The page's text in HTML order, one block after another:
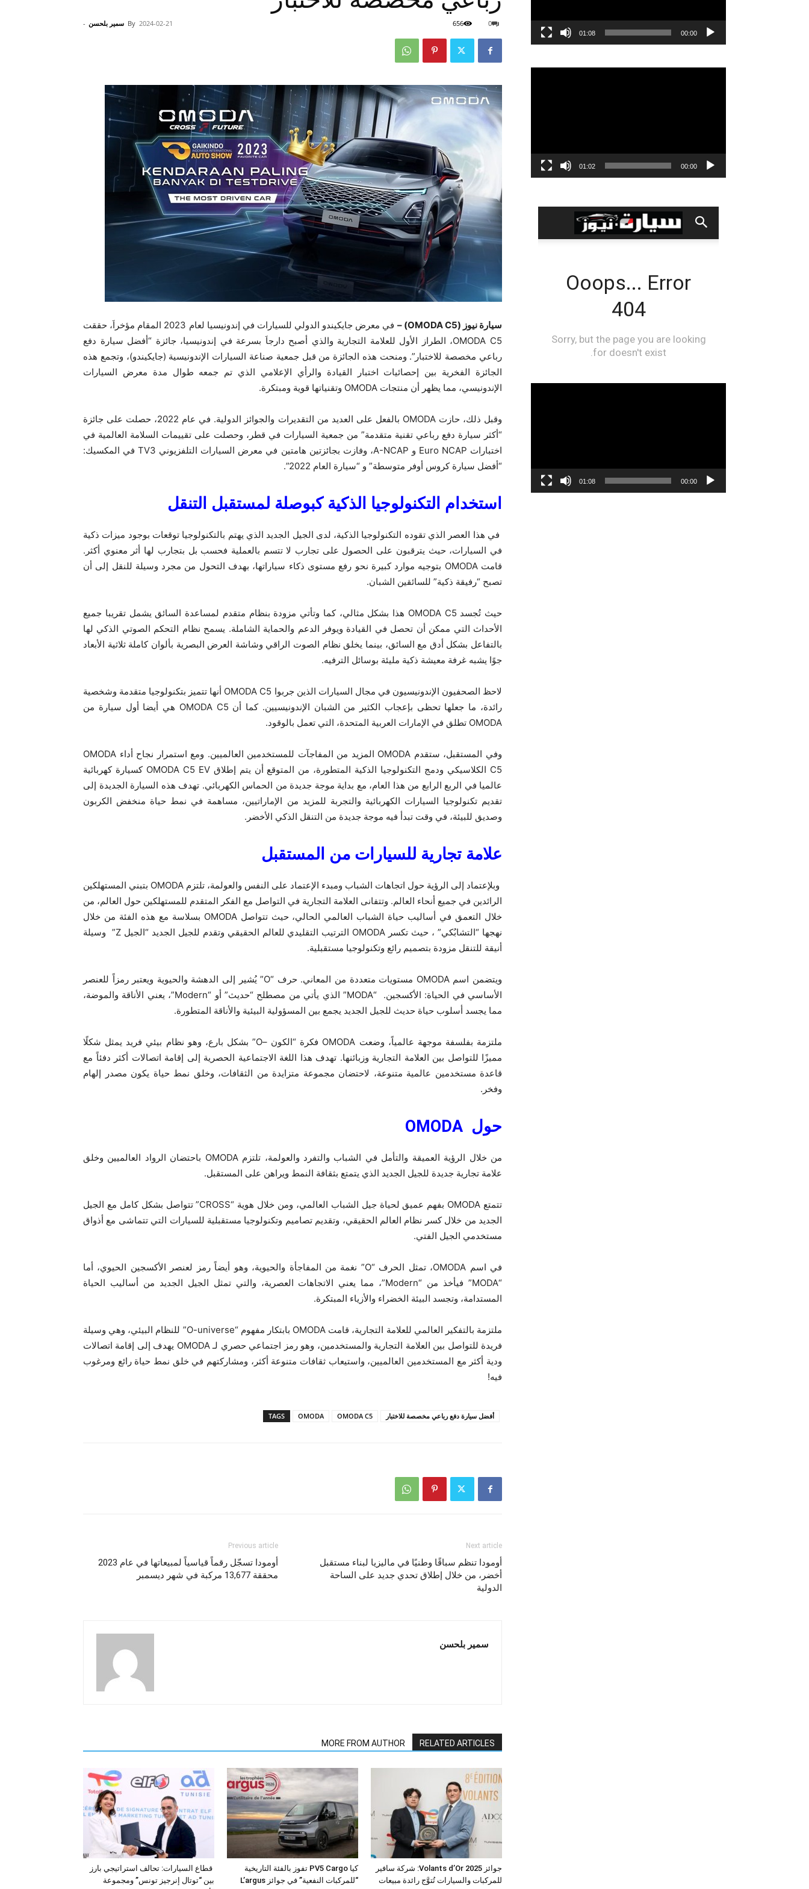
By سمير بلحسن - 2024-02-21 0
656
سيارة نيوز (OMODA C5) –
في معرض جايكيندو الدولي للسيارات في إندونيسيا لعام 2023 المقام مؤخراَ، حققت
OMODA C5، الطراز الأول للعلامة التجارية والذي أصبح دارجاَ بسرعة في إندونيسيا، جائزة “أفضل سيارة دفع
رباعي مخصصة للاختبار”. ومنحت هذه الجائزة من قبل جمعية صناعة السيارات الإندونيسية (جايكيندو)، وتجمع هذه
الجائزة الفخرية بين إحصائيات اختبار القيادة والرأي الإعلامي الذي تم جمعه طوال مدة معرض السيارات
الإندونيسي، مما يظهر أن منتجات OMODA وتقنياتها قوية ومبتكرة.
وقبل ذلك، حازت OMODA بالفعل على العديد من التقديرات والجوائز الدولية. في عام 2022، حصلت على جائزة
“أكثر سيارة دفع رباعي تقنية متقدمة” من جمعية السيارات في قطر، وحصلت على تقييمات السلامة العالمية في
اختبارات Euro NCAP و A-NCAP، وفازت بجائزتين هامتين في معرض السيارات التلفزيوني TV3 في المكسيك:
“أفضل سيارة كروس أوفر متوسطة” و “سيارة العام 2022”.
استخدام التكنولوجيا الذكية كبوصلة لمستقبل التنقل
في هذا العصر الذي تقوده التكنولوجيا الذكية، لدى الجيل الجديد الذي يهتم بالتكنولوجيا توقعات بوجود ميزات ذكية
في السيارات، حيث يترقبون على الحصول على تجارب لا تتسم بالعملية فحسب بل بتجارب لها أثر معنوي أكثر.
قامت OMODA بتوجيه موارد كبيرة نحو رفع مستوى ذكاء سياراتها، بهدف التحول من مجرد وسيلة للنقل إلى أن
تصبح “رفيقة ذكية” للسائقين الشبان.
حيث تُجسد OMODA C5 هذا بشكل مثالي، كما وتأتي مزودة بنظام متقدم لمساعدة السائق يشمل تقريبا جميع
الأحداث التي ممكن أن تحصل في القيادة ويوفر الدعم والحماية الشاملة. يسمح نظام التحكم الصوتي الذكي لها
بالتفاعل بشكل أدق مع السائق، بينما يخلق نظام الصوت الراقي وشاشة العرض البصرية بألوان كاملة ثلاثية الأبعاد
جوًا يشبه غرفة معيشة ذكية مليئة بوسائل الترفيه.
لاحظ الصحفيون الإندونيسيون في مجال السيارات الذين جربوا OMODA C5 أنها تتميز بتكنولوجيا متقدمة وشخصية
رائدة، ما جعلها تحظى بإعجاب الكثير من الشبان الإندونيسيين. كما أن OMODA C5 هي أيضا أول سيارة من
OMODA تطلق في الإمارات العربية المتحدة، التي تعمل بالوقود.
وفي المستقبل، ستقدم OMODA المزيد من المفاجآت للمستخدمين العالميين. ومع استمرار نجاح أداء OMODA
C5 الكلاسيكي ودمج التكنولوجيا الذكية المتطورة، من المتوقع أن يتم إطلاق OMODA C5 EV كسيارة كهربائية
عالميا في الربع الرابع من هذا العام، مع بداية موجة جديدة من الحماس الكهربائي. تهدف هذه السيارة الجديدة إلى
تقديم تكنولوجيا السيارات الكهربائية والتجربة للمزيد من الإماراتيين، مساهمة في نمط حياة منخفض الكربون
وصديق للبيئة، في وقت تبدأ فيه موجة جديدة من التنقل الذكي الأخضر.
علامة تجارية للسيارات من المستقبل
وبلإعتماد إلى الرؤية حول اتجاهات الشباب ومبدء الإعتماد على النفس والعولمة، تلتزم OMODA بتبني المستهلكين
الرائدين في جميع أنحاء العالم. وتتفانى العلامة التجارية في التواصل مع الفكر المتقدم للمستهلكين حول العالم، من
خلال التعمق في أساليب حياة الشباب العالمي الحالي، حيث تتواصل OMODA بسلاسة مع هذه الفئة من خلال
نهجها “التشابُكي” ، حيث تكسر OMODA الترتيب التقليدي للعالم الحقيقي وتقدم للجيل الجديد “الجيل Z” وسيلة
أنيقة للتنقل مزودة بتصميم رائع وتكنولوجيا مستقبلية.
ويتضمن اسم OMODA مستويات متعددة من المعاني. حرف “O” يُشير إلى الدهشة والحيوية ويعتبر رمزاً للعنصر
الأساسي في الحياة: الأكسجين. “MODA” الذي يأتي من مصطلح “حديث” أو “Modern”، يعني الأناقة والموضة،
مما يجسد أسلوب حياة حديث للجيل الجديد يجمع بين المسؤولية البيئية والأناقة المتطورة.
ملتزمة بفلسفة موجهة عالمياً، وضعت OMODA فكرة “الكون –O” بشكل بارع، وهو نظام بيئي فريد يمثل شكلًا
مميزًا للتواصل بين العلامة التجارية وزبائنها. تهدف هذا اللغة الاجتماعية الحصرية إلى إقامة اتصالات أكثر دفئاً مع
قاعدة مستخدمين عالمية متنوعة، لاحتضان مجموعة متزايدة من الثقافات، وخلق نمط حياة يكون مصدر إلهام
وفخر.
حول
من خلال الرؤية العميقة والتأمل في الشباب والتفرد والعولمة، تلتزم OMODA باحتضان الرواد العالميين وخلق
علامة تجارية جديدة للجيل الجديد الذي يتمتع بثقافة النمط ويراهن على المستقبل.
تتمتع OMODA بفهم عميق لحياة جيل الشباب العالمي، ومن خلال هوية “CROSS” تتواصل بشكل كامل مع الجيل
الجديد من خلال كسر نظام العالم الحقيقي، وتقديم تصاميم وتكنولوجيا مستقبلية للسيارات التي تتماشى مع أذواق
مستخدمي الجيل الفتي.
في اسم OMODA، تمثل الحرف “O” نغمة من المفاجأة والحيوية، وهو أيضاً رمز لعنصر الأكسجين الحيوي، أما
“MODA” فيأخذ من “Modern”، مما يعني الاتجاهات العصرية، والتي تمثل الجيل الجديد من أساليب الحياة
المستدامة، وتجسد البيئة الخضراء والأزياء المبتكرة.
ملتزمة بالتفكير العالمي للعلامة التجارية، قامت OMODA بابتكار مفهوم “O-universe” للنظام البيئي، وهي وسيلة
فريدة للتواصل بين العلامة التجارية والمستخدمين، وهو رمز اجتماعي حصري لـ OMODA يهدف إلى إقامة اتصالات
ودية أكثر مع المستخدمين العالميين، واستيعاب ثقافات متنوعة أكثر، ومشاركتهم في خلق نمط حياة رائع ومرغوب
فيه!
TAGS OMODA OMODA C5 أفضل سيارة دفع رباعي مخصصة للاختبار
Previous article
أومودا تسجّل رقماً قياسياً لمبيعاتها في عام 2023
محققة 13,677 مركبة في شهر ديسمبر
Next article
أومودا تنظم سباقًا وطنيًا في ماليزيا لبناء مستقبل
أخضر، من خلال إطلاق تحدي جديد على الساحة
الدولية
سمير بلحسن
RELATED ARTICLES
MORE FROM AUTHOR
قطاع السيارات: تحالف استراتيجي بارز
بين “توتال إنرجيز تونس” ومجموعة
كيا PV5 Cargo تفوز بالفئة التاريخية
“للمركبات النفعية” في جوائز L’argus
جوائز Volants d’Or 2025: شركة سافير
للمركبات والسيارات تُتوَّج رائدة مبيعات
00:00
01:08
00:00
01:02
00:00
01:08